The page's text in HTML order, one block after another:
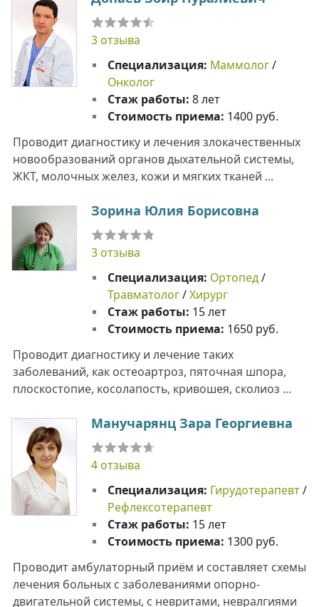
3 отзыва
Специализация: Маммолог/
Онколог
Стаж работы: 8 лет
Стоимость приема: 1400 руб.
Проводит диагностику и лечения злокачественных
новообразований органов дыхательной системы,
ЖКТ, молочных желез, кожи и мягких тканей ...
Зорина Юлия Борисовна
3 отзыва
Специализация: Ортопед/
Травматолог/Хирург
Стаж работы: 15 лет
Стоимость приема: 1650 руб.
Проводит диагностику и лечение таких
заболеваний, как остеоартроз, пяточная шпора,
плоскостопие, косолапость, кривошея, сколиоз ...
Манучарянц Зара Георгиевна
4 отзыва
Специализация: Гирудотерапевт/
Рефлексотерапевт
Стаж работы: 15 лет
Стоимость приема: 1300 руб.
Проводит амбулаторный приём и составляет схемы
лечения больных с заболеваниями опорно-
двигательной системы, с невритами, невралгиями